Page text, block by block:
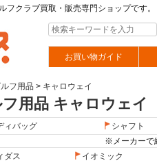
フクラブ買取・販売専門ショップです
お買い物ガイド
フ用品 > キャロウェイ
フ用品 キャロウェイ
ィバッグ シャフト
※メーカーで
ダス
イオミック